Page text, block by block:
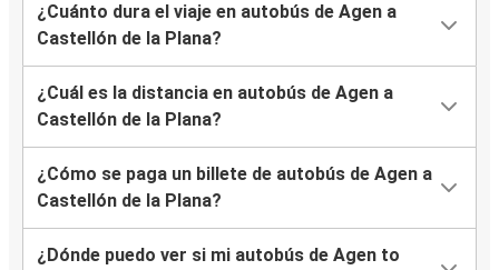
¿Cuánto dura el viaje en autobús de Agen a
Castellón de la Plana?
¿Cuál es la distancia en autobús de Agen a
Castellón de la Plana?
¿Cómo se paga un billete de autobús de Agen a
Castellón de la Plana?
¿Dónde puedo ver si mi autobús de Agen to